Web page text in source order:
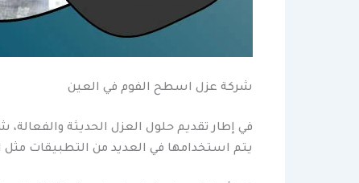
شركة عزل اسطح الفوم في العين
في إطار تقديم حلول العزل الحديثة
يتم استخدامها في العديد من التطبيقات مثل